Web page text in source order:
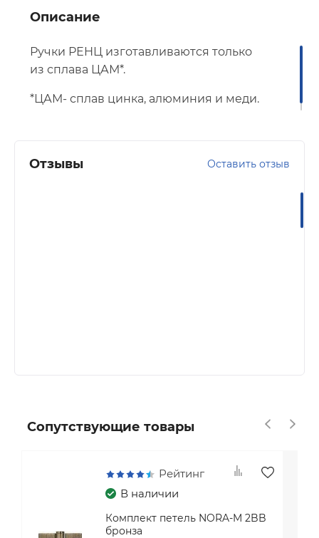
Описание
Ручки РЕНЦ изготавливаются только
из сплава ЦАМ*.
*ЦАМ- сплав цинка, алюминия и меди.
Отзывы Оставить отзыв
Сопутствующие товары
Рейтинг
В наличии
Комплект петель NORA-M 2BB
бронза